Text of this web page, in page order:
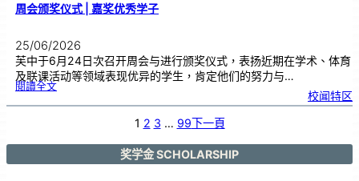
周会颁奖仪式 | 嘉奖优秀学子
25/06/2026
芙中于6月24日次召开周会与进行颁奖仪式，表扬近期在学术、体育
及联课活动等领域表现优异的学生，肯定他们的努力与…
閱讀全文:周
奖
秀
校闻特区
1 2 3 … 99下一頁
奖学金 SCHOLARSHIP